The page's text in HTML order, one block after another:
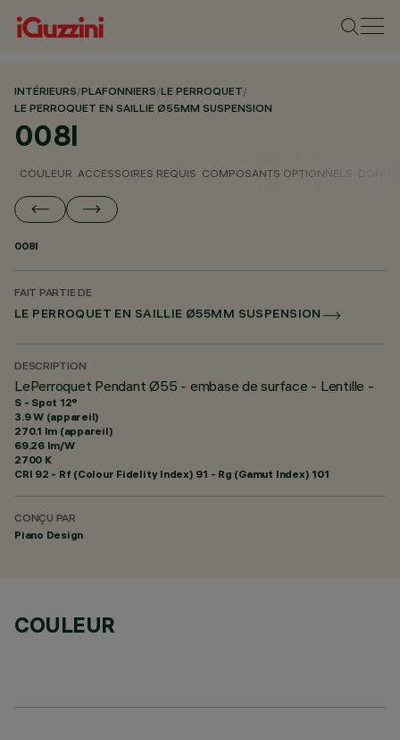
INTÉRIEURS/PLAFONNIERS/LE PERROQUET/
LE PERROQUET EN SAILLIE Ø55MM SUSPENSION
008I
COULEUR ACCESSOIRES REQUIS COMPOSANTS OPTIONNELS
008I
FAIT PARTIE DE
LE PERROQUET EN SAILLIE Ø55MM SUSPENSION
DESCRIPTION
LePerroquet Pendant Ø55 - embase de surface - Lentille -
S - Spot 12°
3.9 W (appareil)
270.1 lm (appareil)
69.26 lm/W
2700 K
CRI 92 - Rf (Colour Fidelity Index) 91 - Rg (Gamut Index) 101
CONÇU PAR
Piano Design
COULEUR